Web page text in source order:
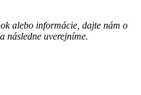
alebo informácie, dajte nám o
následne uverejníme.